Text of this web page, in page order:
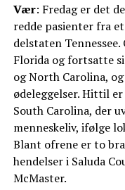
Vær: Fredag er det
redde pasienter fra
delstaten
Florida og fortsatte
og North Carolina,
ødeleggelser. Hittil
South Carolina, der
menneskeliv, ifølge
Blant ofrene er to
hendelser i Saluda
McMaster.